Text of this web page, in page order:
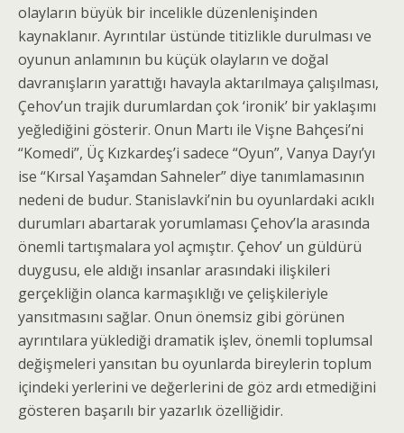
olayların büyük bir incelikle düzenlenişinden
kaynaklanır. Ayrıntılar üstünde titizlikle durulması ve
oyunun anlamının bu küçük olayların ve doğal
davranışların yarattığı havayla aktarılmaya çalışılması,
Çehov’un trajik durumlardan çok ‘ironik’ bir yaklaşı­mı
yeğlediğini gösterir. Onun Martı ile Vişne Bahçesi’ni
“Komedi”, Üç Kızkardeş’i sadece “Oyun”, Vanya Dayı’yı
ise “Kırsal Yaşamdan Sahneler” diye tanımla­masının
nedeni de budur. Stanislavki’nin bu oyunlar­daki acıklı
durumları abartarak yorumlaması Çehov’la arasında
önemli tartışmalara yol açmıştır. Çehov’ un güldürü
duygusu, ele aldığı insanlar arasındaki ilişkileri
gerçekliğin olanca karmaşıklığı ve çelişkile­riyle
yansıtmasını sağlar. Onun önemsiz gibi görünen
ayrıntılara yüklediği dramatik işlev, önemli toplumsal
değişmeleri yansıtan bu oyunlarda bireylerin toplum
içindeki yerlerini ve değerlerini de göz ardı etmediğini
gösteren başarılı bir yazarlık özelliğidir.